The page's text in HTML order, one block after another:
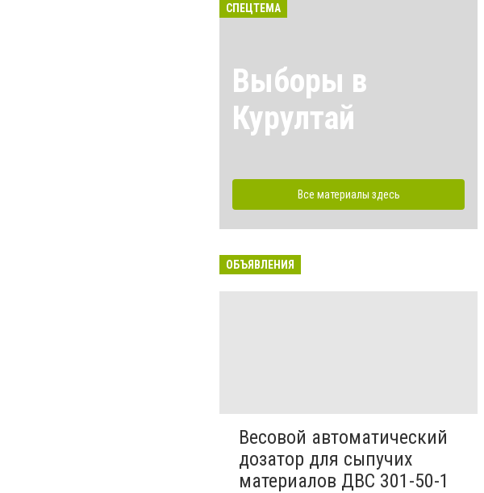
СПЕЦТЕМА
Выборы в
Курултай
Все материалы здесь
ОБЪЯВЛЕНИЯ
Весовой автоматический
дозатор для сыпучих
материалов ДВС 301-50-1